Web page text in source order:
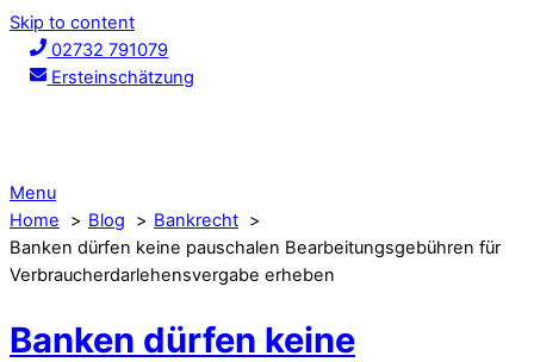
Skip to content
02732 791079
Ersteinschätzung
Menu
Home
Blog
Bankrecht
Banken dürfen keine pauschalen Bearbeitungsgebühren für
Verbraucherdarlehensvergabe erheben
Banken dürfen keine